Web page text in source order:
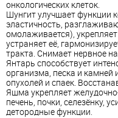
онкологических клеток.
Шунгит улучшает функции
эластичность,
омолаживается),
устраняет её,
тракта. Снимает нервное
Янтарь способствует
организма, песка и камней
опухолей и спаек.
Яшма укрепляет
печень, почки, селезёнку,
детородные функции.